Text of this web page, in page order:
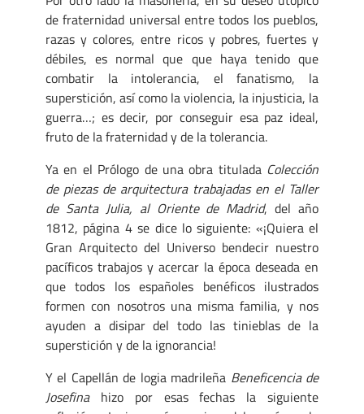
de fraternidad universal entre todos los pueblos,
razas y colores, entre ricos y pobres, fuertes y
débiles, es normal que que haya tenido que
combatir la intolerancia, el fanatismo, la
superstición, así como la violencia, la injusticia, la
guerra…; es decir, por conseguir esa paz ideal,
fruto de la fraternidad y de la tolerancia.
Ya en el Prólogo de una obra titulada Colección
de piezas de arquitectura trabajadas en el Taller
de Santa Julia, al Oriente de Madrid, del año
1812, página 4 se dice lo siguiente: «¡Quiera el
Gran Arquitecto del Universo bendecir nuestro
pacíficos trabajos y acercar la época deseada en
que todos los españoles benéficos ilustrados
formen con nosotros una misma familia, y nos
ayuden a disipar del todo las tinieblas de la
superstición y de la ignorancia!
Y el Capellán de logia madrileña Beneficencia de
Josefinahizo por esas fechas la siguiente